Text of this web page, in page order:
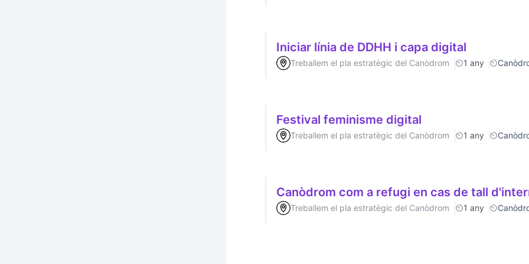
Iniciar línia de DDHH i capa digital
Treballem el pla estratègic del Canòdrom 1 any
Festival feminisme digital
Treballem el pla estratègic del Canòdrom 1 any
Canòdrom com a refugi en cas de tall
Treballem el pla estratègic del Canòdrom 1 any